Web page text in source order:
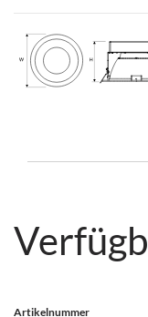
Artikelnummer